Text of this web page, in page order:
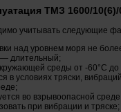
ТМЗ 1600/10(6)/
учитывать следующие
над уровнем моря не
длительный;
среды от -60°С до
в условиях тряски,
во взрывоопасной среде;
при вибрации и тряске;